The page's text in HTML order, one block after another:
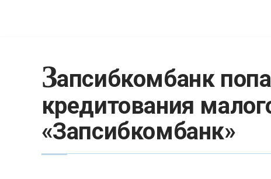
Запсибкомбанк
кредитования
«Запсибкомбанк»